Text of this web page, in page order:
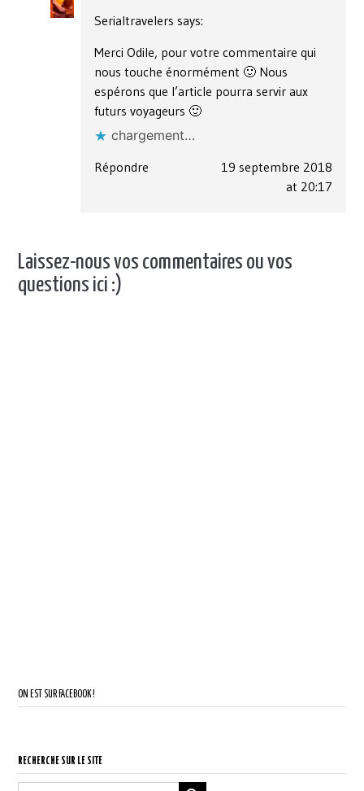
Serialtravelers says:
Merci Odile, pour votre commentaire qui
nous touche énormément 🙂 Nous
espérons que l’article pourra servir aux
futurs voyageurs 🙂
chargement…
Répondre
19 septembre 2018
at 20:17
Laissez-nous vos commentaires ou vos
questions ici :)
ON EST SUR FACEBOOK !
RECHERCHE SUR LE SITE